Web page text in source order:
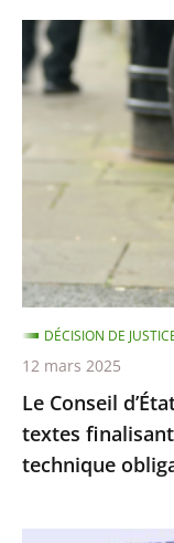
interdites,
mais
pas
activités
ludiques
Le
Conseil
d’État
les
recours
textes
finalisant
la
mise
en
place
du
technique
Le Conseil
textes
technique
DÉCISION DE
12 mars 2025